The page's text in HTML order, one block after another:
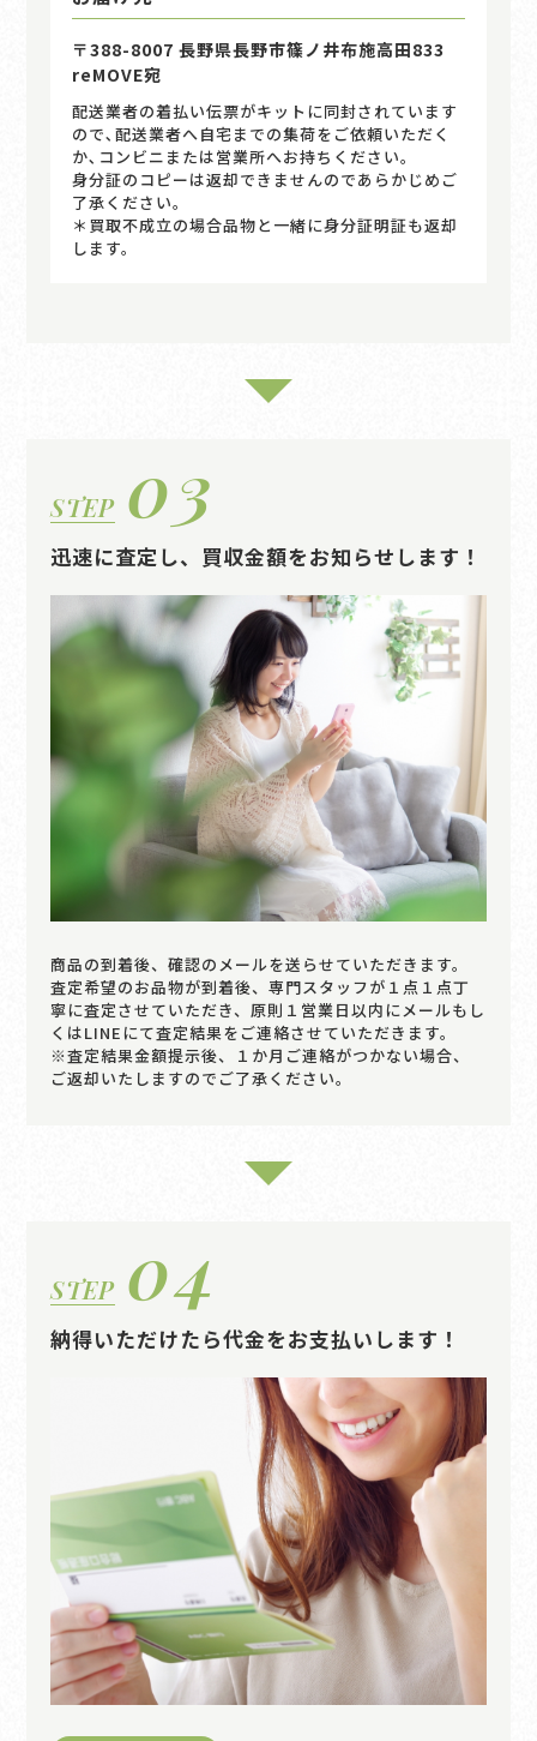
〒388-8007 長野県長野市篠ノ井布施高田833
reMOVE宛
配送業者の着払い伝票がキットに同封されています
ので､配送業者へ自宅までの集荷をご依頼いただく
か､コンビニまたは営業所へお持ちください｡
身分証のコピーは返却できませんのであらかじめご
了承ください。
＊買取不成立の場合品物と一緒に身分証明証も返却
します。
STEP 03
迅速に査定し、買収金額をお知らせします！
商品の到着後、確認のメールを送らせていただきます。
査定希望のお品物が到着後、専門スタッフが１点１点丁
寧に査定させていただき、原則１営業日以内にメールもし
くはLINEにて査定結果をご連絡させていただきます。
※査定結果金額提示後、１か月ご連絡がつかない場合、
ご返却いたしますのでご了承ください。
STEP 04
納得いただけたら代金をお支払いします！